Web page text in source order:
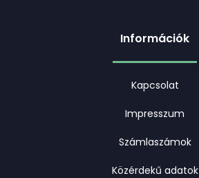
Információk
Kapcsolat
Impresszum
Számlaszámok
Közérdekű adatok